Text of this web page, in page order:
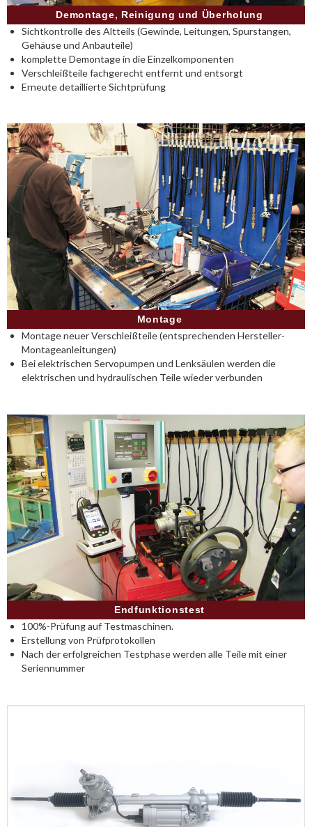
Demontage, Reinigung und Überholung
Sichtkontrolle des Altteils (Gewinde, Leitungen, Spurstangen,
Gehäuse und Anbauteile)
komplette Demontage in die Einzelkomponenten
Verschleißteile fachgerecht entfernt und entsorgt
Erneute detaillierte Sichtprüfung
Montage
Montage neuer Verschleißteile (entsprechenden Hersteller-
Montageanleitungen)
Bei elektrischen Servopumpen und Lenksäulen werden die
elektrischen und hydraulischen Teile wieder verbunden
Endfunktionstest
100%-Prüfung auf Testmaschinen.
Erstellung von Prüfprotokollen
Nach der erfolgreichen Testphase werden alle Teile mit einer
Seriennummer